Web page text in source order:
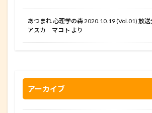
あつまれ 心理学の森 2020.10.19 (Vol.01) 放送
アスカ マコト より
アーカイブ